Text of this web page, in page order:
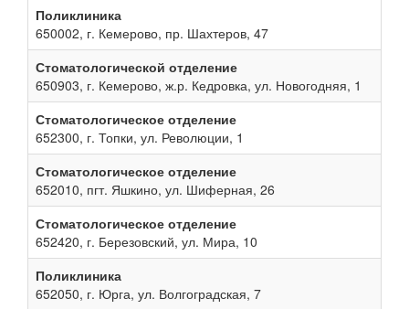
Поликлиника
650002, г. Кемерово, пр. Шахтеров, 47
Стоматологической отделение
650903, г. Кемерово, ж.р. Кедровка, ул. Новогодняя, 1
Стоматологическое отделение
652300, г. Топки, ул. Революции, 1
Стоматологическое отделение
652010, пгт. Яшкино, ул. Шиферная, 26
Стоматологическое отделение
652420, г. Березовский, ул. Мира, 10
Поликлиника
652050, г. Юрга, ул. Волгоградская, 7